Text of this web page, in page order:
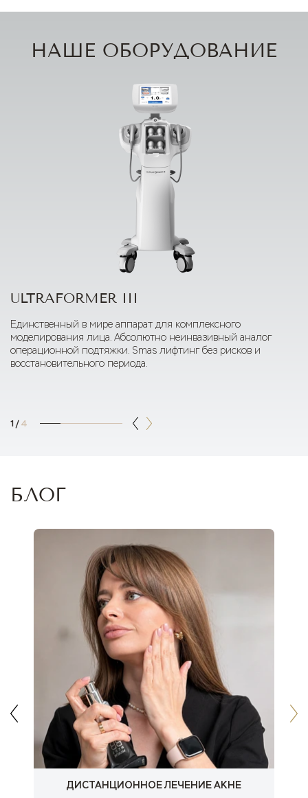
НАШЕ ОБОРУДОВАНИЕ
ULTRAFORMER III
Единственный в мире аппарат для комплексного
моделирования лица. Абсолютно неинвазивный аналог
операционной подтяжки. Smas лифтинг без рисков и
восстановительного периода.
1 / 4
БЛОГ
ДИСТАНЦИОННОЕ ЛЕЧЕНИЕ АКНЕ